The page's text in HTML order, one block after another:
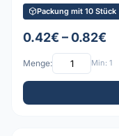
Packung mit 10 Stück
0.42€ – 0.82€
Menge: Min: 1